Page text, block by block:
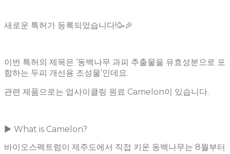
새로운 특허가 등록되었습니다!🥳🎉
이번 특허의 제목은 ‘동백나무 과피 추출물을 유효성분으로 포
함하는 두피 개선용 조성물’인데요.
관련 제품으로는 업사이클링 원료 Camelon이 있습니다.
▶︎ What is Camelon?
바이오스펙트럼이 제주도에서 직접 키운 동백나무는 8월부터